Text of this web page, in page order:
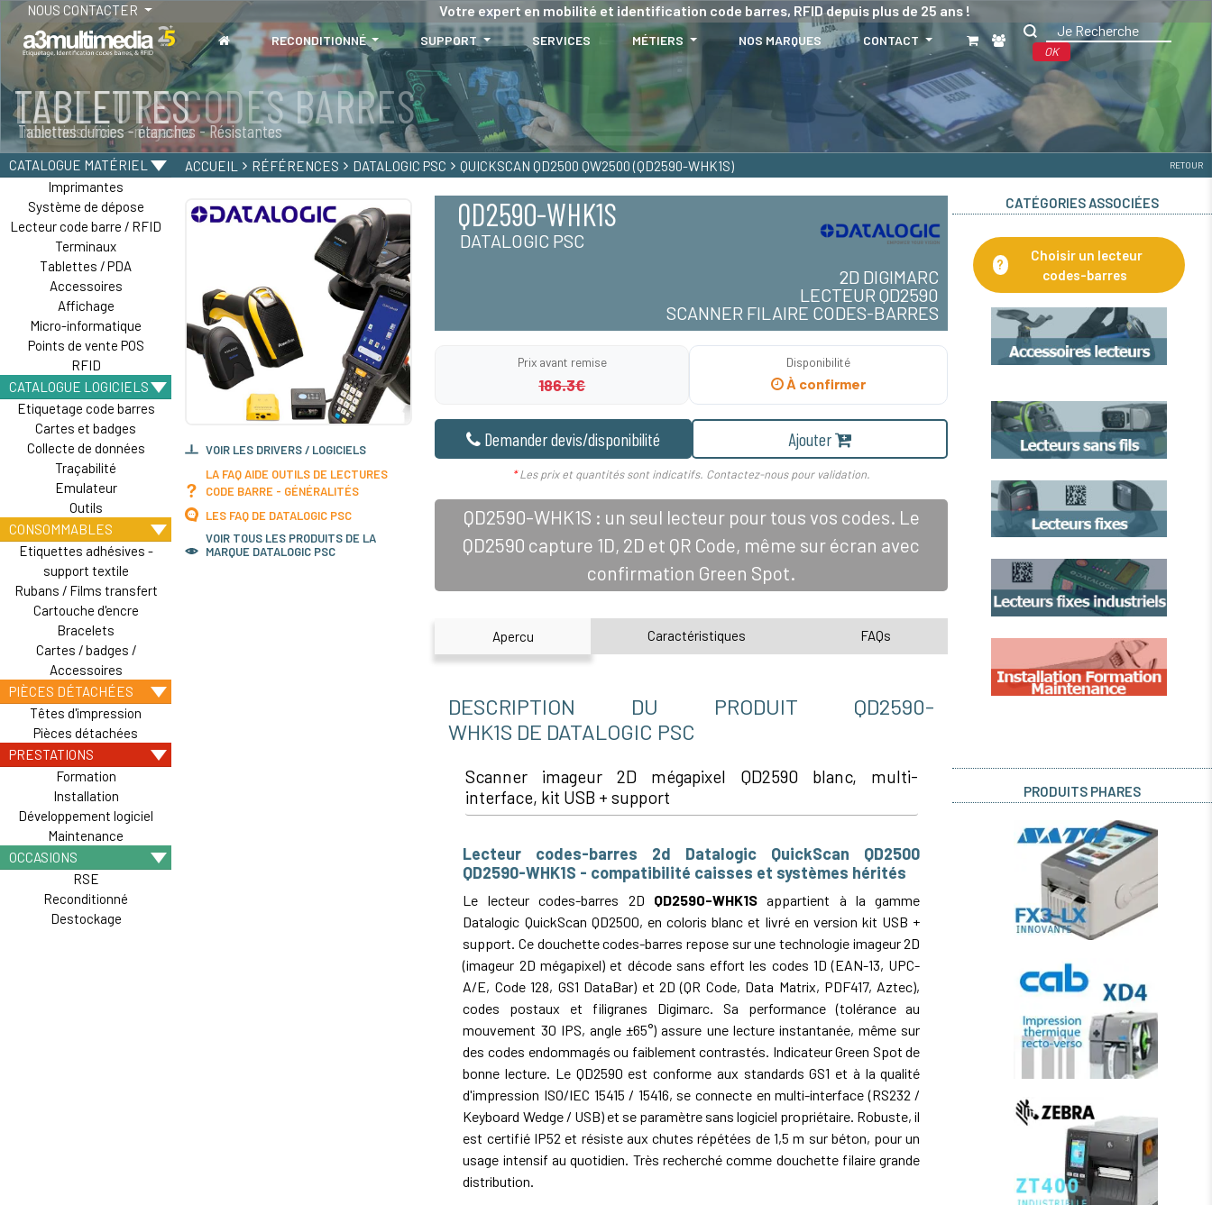
NOUS CONTACTER Votre expert en mobilité et identification code barres, RFID depuis plus de 25 ans !
RECONDITIONNÉ SUPPORT SERVICES MÉTIERS NOS MARQUES CONTACT
OK
TABLETTES
Tablettes durcies - étanches - Résistantes
CATALOGUE MATÉRIEL
Imprimantes
Système de dépose
Lecteur code barre / RFID
Terminaux
Tablettes / PDA
Accessoires
Affichage
Micro-informatique
Points de vente POS
RFID
CATALOGUE LOGICIELS
Etiquetage code barres
Cartes et badges
Collecte de données
Traçabilité
Emulateur
Outils
CONSOMMABLES
Etiquettes adhésives -
support textile
Rubans / Films transfert
Cartouche d'encre
Bracelets
Cartes / badges /
Accessoires
PIÈCES DÉTACHÉES
Têtes d'impression
Pièces détachées
PRESTATIONS
Formation
Installation
Développement logiciel
Maintenance
OCCASIONS
RSE
Reconditionné
Destockage
ACCUEIL RÉFÉRENCES DATALOGIC PSC QUICKSCAN QD2500 QW2500 (QD2590-WHK1S) RETOUR
VOIR LES DRIVERS / LOGICIELS
LA FAQ AIDE OUTILS DE LECTURES
CODE BARRE - GÉNÉRALITÉS
LES FAQ DE DATALOGIC PSC
VOIR TOUS LES PRODUITS DE LA
MARQUE DATALOGIC PSC
QD2590-WHK1S
DATALOGIC PSC
2D DIGIMARC
LECTEUR QD2590
SCANNER FILAIRE CODES-BARRES
Prix avant remise
186.3€
Disponibilité
À confirmer
Demander devis/disponibilité Ajouter
*Les prix et quantités sont indicatifs. Contactez-nous pour validation.
QD2590-WHK1S : un seul lecteur pour tous vos codes. Le
QD2590 capture 1D, 2D et QR Code, même sur écran avec
confirmation Green Spot.
Apercu Caractéristiques FAQs
DESCRIPTION DU PRODUIT QD2590-
WHK1S DE DATALOGIC PSC
Scanner imageur 2D mégapixel QD2590 blanc, multi-
interface, kit USB + support
Lecteur codes-barres 2d Datalogic QuickScan QD2500
QD2590-WHK1S - compatibilité caisses et systèmes hérités
Le lecteur codes-barres 2D QD2590-WHK1Sappartient à la gamme
Datalogic QuickScan QD2500, en coloris blanc et livré en version kit USB +
support. Ce douchette codes-barres repose sur une technologie imageur 2D
(imageur 2D mégapixel) et décode sans effort les codes 1D (EAN-13, UPC-
A/E, Code 128, GS1 DataBar) et 2D (QR Code, Data Matrix, PDF417, Aztec),
codes postaux et filigranes Digimarc. Sa performance (tolérance au
mouvement 30 IPS, angle ±65°) assure une lecture instantanée, même sur
des codes endommagés ou faiblement contrastés. Indicateur Green Spot de
bonne lecture. Le QD2590 est conforme aux standards GS1 et à la qualité
d'impression ISO/IEC 15415 / 15416, se connecte en multi-interface (RS232 /
Keyboard Wedge / USB) et se paramètre sans logiciel propriétaire. Robuste, il
est certifié IP52 et résiste aux chutes répétées de 1,5 m sur béton, pour un
usage intensif au quotidien. Très recherché comme douchette filaire grande
distribution.
CATÉGORIES ASSOCIÉES
?
Choisir un lecteur
codes-barres
PRODUITS PHARES